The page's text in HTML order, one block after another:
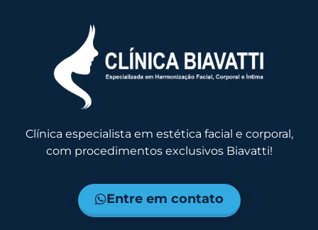
Clínica especialista em estética facial e corporal,
com procedimentos exclusivos Biavatti!
Entre em contato